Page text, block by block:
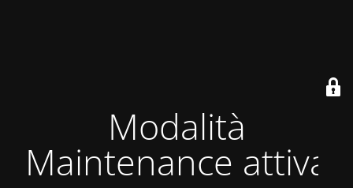
Modalità
Maintenance attiva